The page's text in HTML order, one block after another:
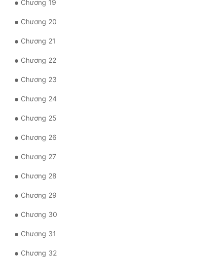
Đông Phương
Chương 19
Chương 20
Chương 21
Chương 22
Chương 23
Chương 24
Chương 25
Chương 26
Chương 27
Chương 28
Chương 29
Chương 30
Chương 31
Chương 32